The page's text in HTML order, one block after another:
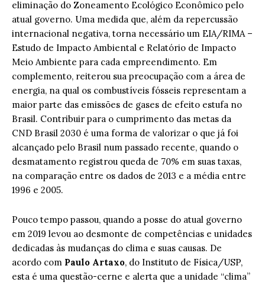
eliminação do Zoneamento Ecológico Econômico pelo
atual governo. Uma medida que, além da repercussão
internacional negativa, torna necessário um EIA/RIMA –
Estudo de Impacto Ambiental e Relatório de Impacto
Meio Ambiente para cada empreendimento. Em
complemento, reiterou sua preocupação com a área de
energia, na qual os combustíveis fósseis representam a
maior parte das emissões de gases de efeito estufa no
Brasil. Contribuir para o cumprimento das metas da
CND Brasil 2030 é uma forma de valorizar o que já foi
alcançado pelo Brasil num passado recente, quando o
desmatamento registrou queda de 70% em suas taxas,
na comparação entre os dados de 2013 e a média entre
1996 e 2005.
Pouco tempo passou, quando a posse do atual governo
em 2019 levou ao desmonte de competências e unidades
dedicadas às mudanças do clima e suas causas. De
acordo com Paulo Artaxo, do Instituto de Física/USP,
esta é uma questão-cerne e alerta que a unidade “clima”